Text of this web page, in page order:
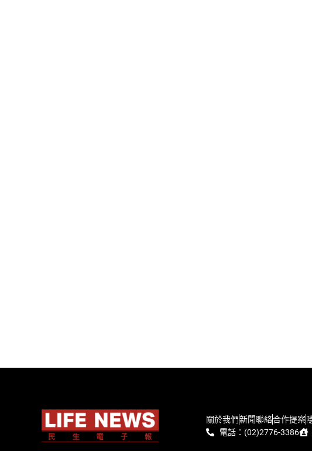
關於我們新聞聯絡合作提案
電話：(02)2776-3386